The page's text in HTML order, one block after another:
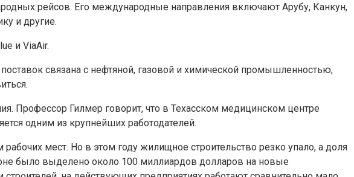
рейсов. Его международные направления включают Арубу, Канкун,
и другие.
и ViaAir.
связана с нефтяной, газовой и химической промышленностью,
Профессор Гилмер говорит, что в Техасском медицинском центре
одним из крупнейших работодателей.
мест. Но в этом году жилищное строительство резко упало, а доля
было выделено около 100 миллиардов долларов на новые